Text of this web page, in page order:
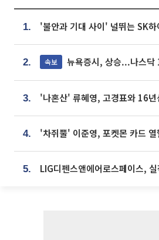
1.
2. 속보 뉴욕증시, 상승...나스
3.
4.
5.